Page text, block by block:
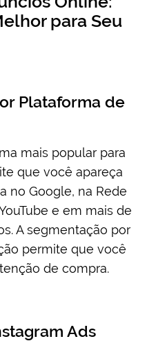
para Seu
Plataforma de
mais popular para
que você apareça
no Google, na Rede
e em mais de
A segmentação por
permite que você
de compra.
Ads